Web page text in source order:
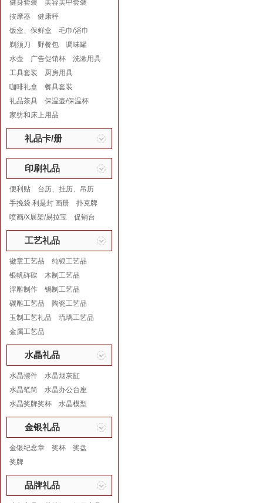
健身套装
美容美甲套装
按摩器
健康秤
饭盒、保鲜盒
毛巾/浴巾
剃须刀
野餐包
调味罐
水壶
广告促销杯
洗漱用具
工具套装
厨房用具
咖啡礼盒
餐具套装
礼品茶具
保温壶/保温杯
家纺和床上用品
礼品卡/册
印刷礼品
便利贴
台历、挂历、吊历
手挽袋 利是封 画册
扑克牌
喷画/X展架/易拉宝
促销台
工艺礼品
徽章工艺品
纯银工艺品
银帆砗磲
木制工艺品
浮雕制作
锡制工艺品
碳雕工艺品
陶瓷工艺品
玉制工艺礼品
琉璃工艺品
金属工艺品
水晶礼品
水晶摆件
水晶烟灰缸
水晶笔筒
水晶办公台座
水晶奖牌奖杯
水晶模型
金银礼品
金银纪念章 奖杯
奖盘
奖牌
品牌礼品